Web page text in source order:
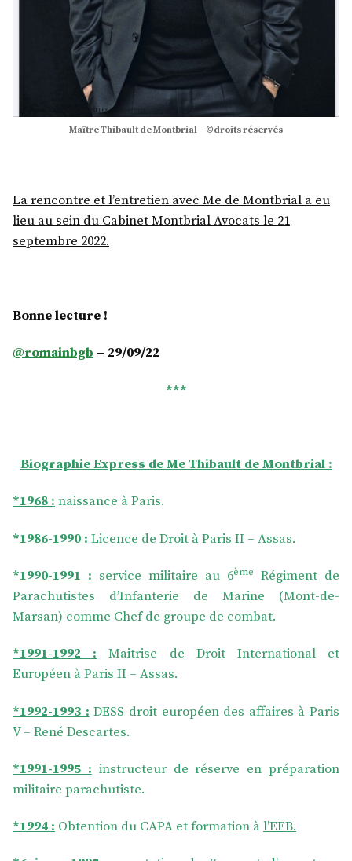
Maître Thibault de Montbrial – ©droits réservés
La rencontre et l’entretien avec Me de Montbrial a eu
lieu au sein du Cabinet Montbrial Avocats le 21
septembre 2022.
Bonne lecture !
@romainbgb – 29/09/22
***
Biographie Express de Me Thibault de Montbrial :
*1968 :naissance à Paris.
*1986-1990 : Licence de Droit à Paris II – Assas.
*1990-1991 : service militaire au 6ème
Régiment de
Parachutistes d’Infanterie de Marine (Mont-de-
Marsan) comme Chef de groupe de combat.
*1991-1992 :Maitrise de Droit International et
Européen à Paris II – Assas.
*1992-1993 : DESS droit européen des affaires à Paris
V – René Descartes.
*1991-1995 : instructeur de réserve en préparation
militaire parachutiste.
*1994 : Obtention du CAPA et formation àl’EFB.